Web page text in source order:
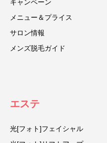
キャンペーン
メニュー＆プライス
サロン情報
メンズ脱毛ガイド
エステ
光[フォト]フェイシャル